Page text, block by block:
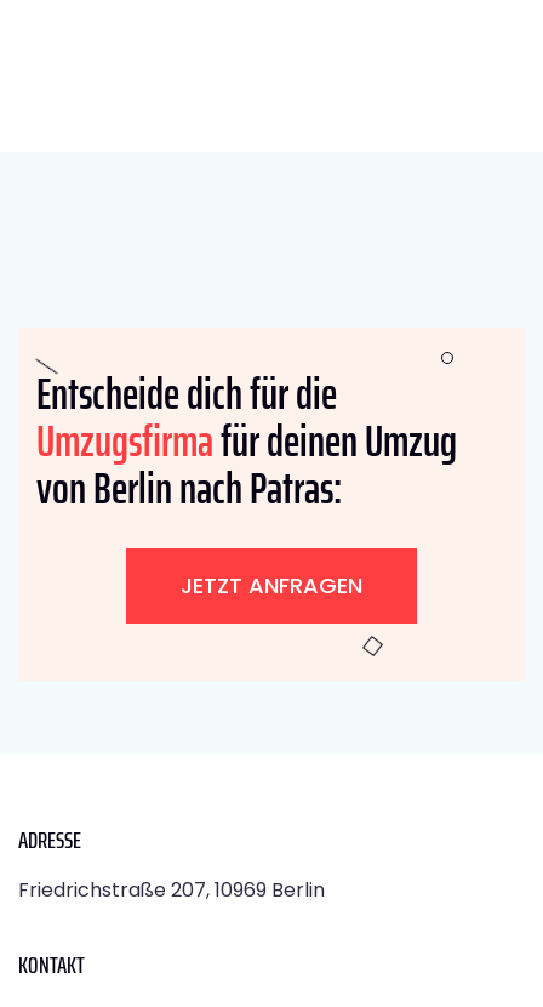
Entscheide dich für die
Umzugsfirmafür deinen Umzug
von Berlin nach Patras:
JETZT ANFRAGEN
ADRESSE
Friedrichstraße 207, 10969 Berlin
KONTAKT